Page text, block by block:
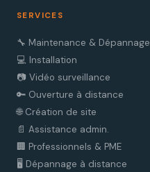
SERVICES
🔧 Maintenance & Dépannage
💻 Installation
📷 Vidéo surveillance
🔑 Ouverture à distance
🌐 Création de site
📄 Assistance admin.
🏢 Professionnels & PME
🖥️ Dépannage à distance